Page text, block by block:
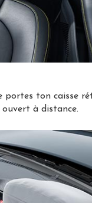
portes ton caisse
à distance.